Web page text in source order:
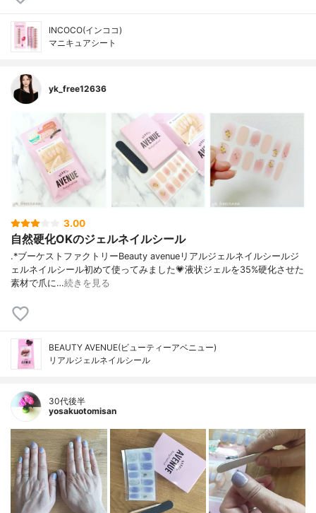
INCOCO(インココ)
マニキュアシート
yk_free12636
3.00
自然硬化OKのジェルネイルシール
.*⁡ブーケストファクトリーBeauty avenueリアルジェルネイルシール⁡ジ
ェルネイルシール初めて使ってみました💗⁡液状ジェルを35%硬化させた
素材で爪に…続きを見る
BEAUTY AVENUE(ビューティーアベニュー)
リアルジェルネイルシール
30代後半
yosakuotomisan